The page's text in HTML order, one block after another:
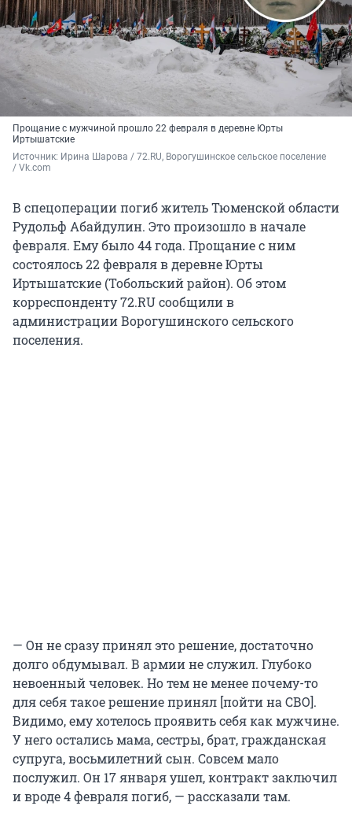
Прощание с мужчиной прошло 22 февраля в деревне Юрты
Иртышатские
Источник: Ирина Шарова / 72.RU, Ворогушинское сельское поселение
/ Vk.com
В спецоперации погиб житель Тюменской области
Рудольф Абайдулин. Это произошло в начале
февраля. Ему было 44 года. Прощание с ним
состоялось 22 февраля в деревне Юрты
Иртышатские (Тобольский район). Об этом
корреспонденту 72.RU сообщили в
администрации Ворогушинского сельского
поселения.
— Он не сразу принял это решение, достаточно
долго обдумывал. В армии не служил. Глубоко
невоенный человек. Но тем не менее почему-то
для себя такое решение принял [пойти на СВО].
Видимо, ему хотелось проявить себя как мужчине.
У него остались мама, сестры, брат, гражданская
супруга, восьмилетний сын. Совсем мало
послужил. Он 17 января ушел, контракт заключил
и вроде 4 февраля погиб, — рассказали там.